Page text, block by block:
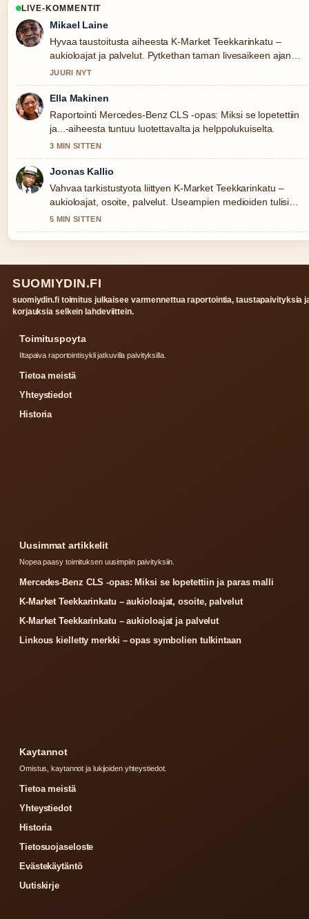
LIVE-KOMMENTIT
Mikael Laine
Hyvaa taustoitusta aiheesta K-Market Teekkarinkatu –
aukioloajat ja palvelut. Pytkethan taman livesaikeen ajan
tasalla.
JUURI NYT
Ella Makinen
Raportointi Mercedes-Benz CLS -opas: Miksi se lopetettiin
ja...-aiheesta tuntuu luotettavalta ja helppolukuiselta.
3 MIN SITTEN
Joonas Kallio
Vahvaa tarkistustyota liittyen K-Market Teekkarinkatu –
aukioloajat, osoite, palvelut. Useampien medioiden tulisi
kirjoittaa nain.
5 MIN SITTEN
SUOMIYDIN.FI
suomiydin.fi toimitus julkaisee varmennettua raportointia, taustapaivityksia
korjauksia selkein lahdeviittein.
Toimituspoyta
Iltapaiva raportointisykli jatkuvilla paivityksilla.
Tietoa meistä
Yhteystiedot
Historia
Uusimmat artikkelit
Nopea paasy toimituksen uusimpiin paivityksiin.
Mercedes-Benz CLS -opas: Miksi se lopetettiin ja paras malli
K-Market Teekkarinkatu – aukioloajat, osoite, palvelut
K-Market Teekkarinkatu – aukioloajat ja palvelut
Linkous kielletty merkki – opas symbolien tulkintaan
Kaytannot
Omistus, kaytannot ja lukijoiden yhteystiedot.
Tietoa meistä
Yhteystiedot
Historia
Tietosuojaseloste
Evästekäytäntö
Uutiskirje